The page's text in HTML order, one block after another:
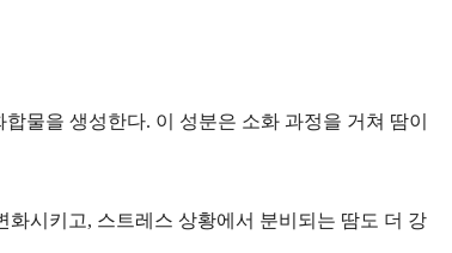
물을 생성한다. 이 성분은 소화 과정을 거쳐 땀이
시키고, 스트레스 상황에서 분비되는 땀도 더 강